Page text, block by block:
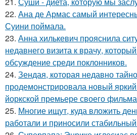
22. Ана де Армас самый
Суини поймала.
23. Анна хилькевич прояснила
недавнего визита к врачу,
обсуждение среди поклонников.
24. Зендая, которая недавно
продемонстрировала новый
йоркской премьере своего
25. Многие ищут, куда вложить
работали и приносили